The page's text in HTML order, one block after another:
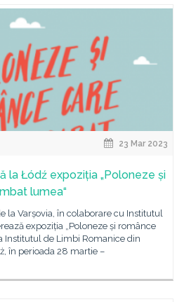
23 Mar 2023
la Łódź expoziția „Poloneze și
lumea“
la Varșovia, în colaborare cu Institutul
expoziția „Poloneze și românce
Institutul de Limbi Romanice din
în perioada 28 martie –